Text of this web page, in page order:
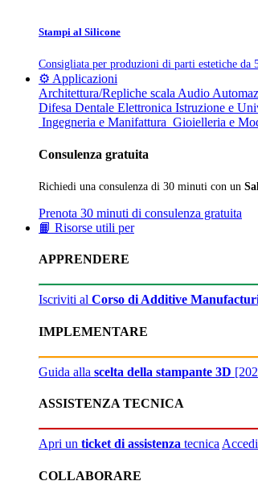
Stampi al Silicone
Consigliata per produzioni di parti estetiche da
⚙️ Applicazioni
Architettura/Repliche scala Audio
Difesa Dentale Elettronica Istruzione e
Ingegneria e Manifattura Gioielleria e
Consulenza gratuita
Richiedi una consulenza di 30 minuti con un
Prenota 30 minuti di consulenza gratuita
📙 Risorse utili per
APPRENDERE
Iscriviti al Corso di Additive
IMPLEMENTARE
Guida alla scelta della stampante 3D
ASSISTENZA TECNICA
Apri un ticket di assistenza tecnica
COLLABORARE